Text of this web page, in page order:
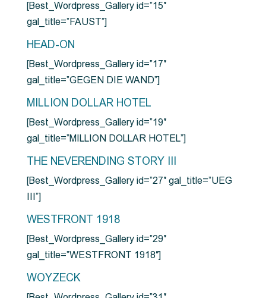
[Best_Wordpress_Gallery id=”15″
gal_title=”FAUST”]
HEAD-ON
[Best_Wordpress_Gallery id=”17″
gal_title=”GEGEN DIE WAND”]
MILLION DOLLAR HOTEL
[Best_Wordpress_Gallery id=”19″
gal_title=”MILLION DOLLAR HOTEL”]
THE NEVERENDING STORY III
[Best_Wordpress_Gallery id=”27″ gal_title=”UEG
III”]
WESTFRONT 1918
[Best_Wordpress_Gallery id=”29″
gal_title=”WESTFRONT 1918″]
WOYZECK